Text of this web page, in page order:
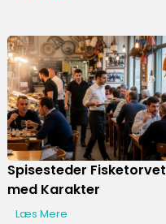
Spisesteder Fisketorvet
med Karakter
Læs Mere